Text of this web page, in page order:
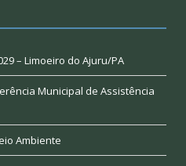
– Limoeiro do Ajuru/PA
Municipal de Assistência
Ambiente